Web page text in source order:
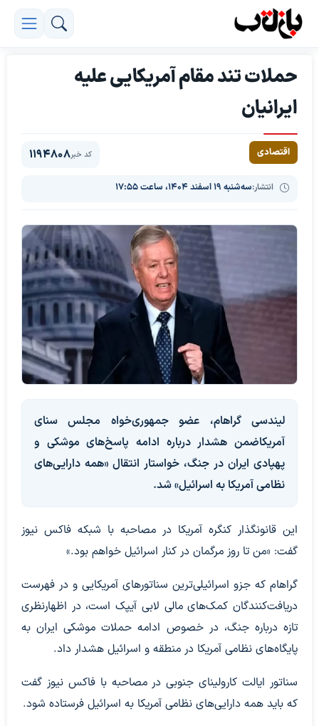
حملات تند مقام آمریکایی علیه
ایرانیان
اقتصادی
انتشار:سه‌شنبه ۱۹ اسفند ۱۴۰۴، ساعت ۱۷:۵۵
کد خبر1194808
لیندسی گراهام، عضو جمهوری‌خواه مجلس سنای
آمریکاضمن هشدار درباره ادامه پاسخ‌های موشکی و
پهپادی ایران در جنگ، خواستار انتقال «همه دارایی‌های
نظامی آمریکا به اسرائیل» شد.
این قانونگذار کنگره آمریکا در مصاحبه با شبکه فاکس نیوز
گفت: «من تا روز مرگمان در کنار اسرائیل خواهم بود.»
گراهام که جزو اسرائیلی‌ترین سناتورهای آمریکایی و در فهرست
دریافت‌کنندگان کمک‌های مالی لابی آیپک است، در اظهارنظری
تازه درباره جنگ، در خصوص ادامه حملات موشکی ایران به
پایگاه‌های نظامی آمریکا در منطقه و اسرائیل هشدار داد.
سناتور ایالت کارولینای جنوبی در مصاحبه با فاکس نیوز گفت
که باید همه دارایی‌های نظامی آمریکا به اسرائیل فرستاده شود.